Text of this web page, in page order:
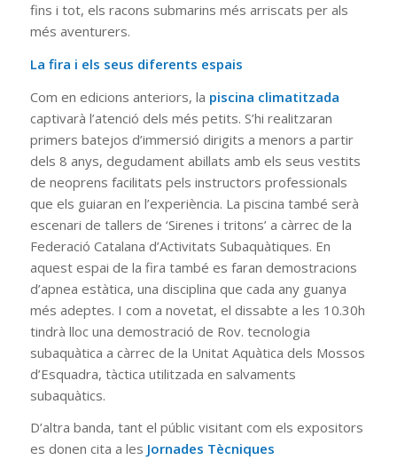
fins i tot, els racons submarins més arriscats per als
més aventurers.
La fira i els seus diferents espais
Com en edicions anteriors, la piscina climatitzada
captivarà l’atenció dels més petits. S’hi realitzaran
primers batejos d’immersió dirigits a menors a partir
dels 8 anys, degudament abillats amb els seus vestits
de neoprens facilitats pels instructors professionals
que els guiaran en l’experiència. La piscina també serà
escenari de tallers de ‘Sirenes i tritons’ a càrrec de la
Federació Catalana d’Activitats Subaquàtiques. En
aquest espai de la fira també es faran demostracions
d’apnea estàtica, una disciplina que cada any guanya
més adeptes. I com a novetat, el dissabte a les 10.30h
tindrà lloc una demostració de Rov. tecnologia
subaquàtica a càrrec de la Unitat Aquàtica dels Mossos
d’Esquadra, tàctica utilitzada en salvaments
subaquàtics.
D’altra banda, tant el públic visitant com els expositors
es donen cita a les Jornades Tècniques